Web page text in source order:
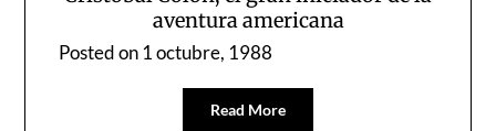
aventura americana
Posted on1 octubre, 1988
Read More